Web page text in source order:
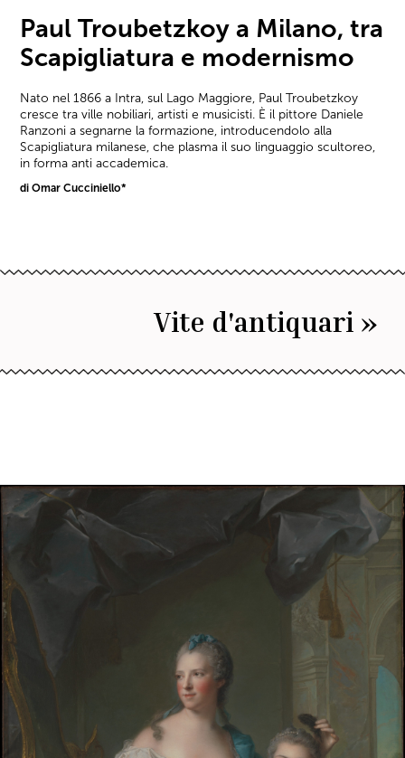
Paul Troubetzkoy a Milano, tra
Scapigliatura e modernismo
Nato nel 1866 a Intra, sul Lago Maggiore, Paul Troubetzkoy
cresce tra ville nobiliari, artisti e musicisti. È il pittore Daniele
Ranzoni a segnarne la formazione, introducendolo alla
Scapigliatura milanese, che plasma il suo linguaggio scultoreo,
in forma anti accademica.
di Omar Cucciniello*
Vite d'antiquari »